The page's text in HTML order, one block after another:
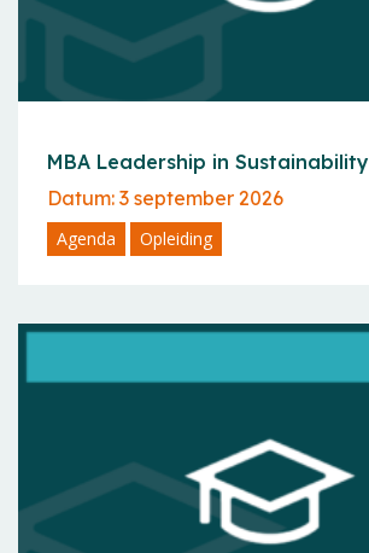
MBA Leadership in Sustainability
Datum: 3 september 2026
Agenda Opleiding